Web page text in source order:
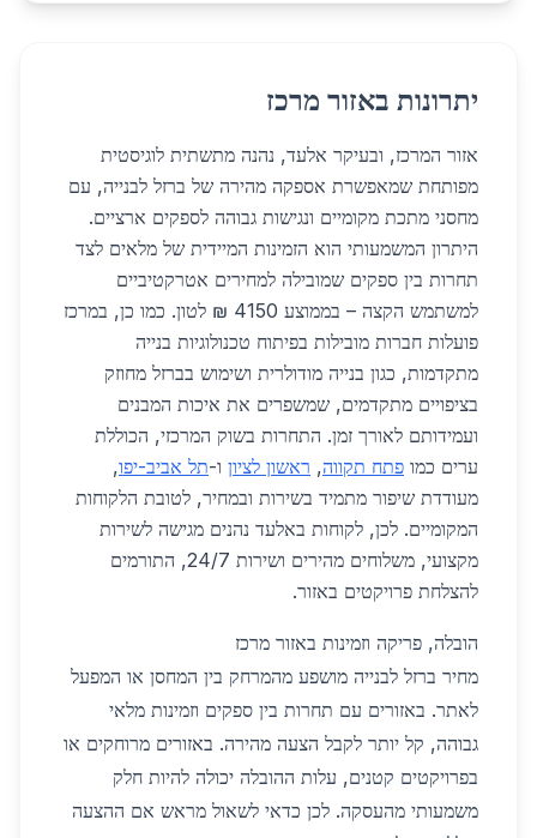
יתרונות באזור מרכז
אזור המרכז, ובעיקר אלעד, נהנה מתשתית לוגיסטית
מפותחת שמאפשרת אספקה מהירה של ברזל לבנייה, עם
מחסני מתכת מקומיים ונגישות גבוהה לספקים ארציים.
היתרון המשמעותי הוא הזמינות המיידית של מלאים לצד
תחרות בין ספקים שמובילה למחירים אטרקטיביים
למשתמש הקצה – בממוצע 4150 ₪ לטון. כמו כן, במרכז
פועלות חברות מובילות בפיתוח טכנולוגיות בנייה
מתקדמות, כגון בנייה מודולרית ושימוש בברזל מחוזק
בציפויים מתקדמים, שמשפרים את איכות המבנים
ועמידותם לאורך זמן. התחרות בשוק המרכזי, הכוללת
ערים כמו פתח תקווה, ראשון לציון ו-תל אביב-יפו,
מעודדת שיפור מתמיד בשירות ובמחיר, לטובת הלקוחות
המקומיים. לכן, לקוחות באלעד נהנים מגישה לשירות
מקצועי, משלוחים מהירים ושירות 24/7, התורמים
להצלחת פרויקטים באזור.
הובלה, פריקה וזמינות באזור מרכז
מחיר ברזל לבנייה מושפע מהמרחק בין המחסן או המפעל
לאתר. באזורים עם תחרות בין ספקים וזמינות מלאי
גבוהה, קל יותר לקבל הצעה מהירה. באזורים מרוחקים או
בפרויקטים קטנים, עלות ההובלה יכולה להיות חלק
משמעותי מהעסקה. לכן כדאי לשאול מראש אם ההצעה